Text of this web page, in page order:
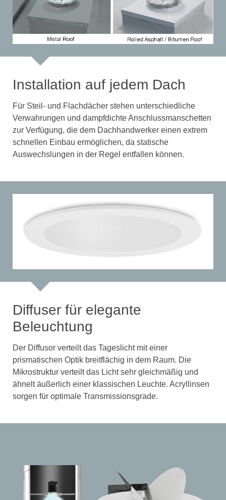
Installation auf jedem Dach
Für Steil- und Flachdächer stehen unterschiedliche
Verwahrungen und dampfdichte Anschlussmanschetten
zur Verfügung, die dem Dachhandwerker einen extrem
schnellen Einbau ermöglichen, da statische
Auswechslungen in der Regel entfallen können.
Diffuser für elegante
Beleuchtung
Der Diffusor verteilt das Tageslicht mit einer
prismatischen Optik breitflächig in dem Raum. Die
Mikrostruktur verteilt das Licht sehr gleichmäßig und
ähnelt äußerlich einer klassischen Leuchte. Acryllinsen
sorgen für optimale Transmissionsgrade.